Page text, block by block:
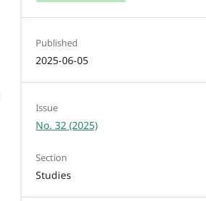
Published
2025-06-05
Issue
No. 32 (2025)
Section
Studies